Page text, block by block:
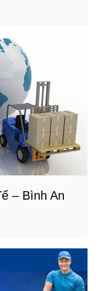
– Bình An